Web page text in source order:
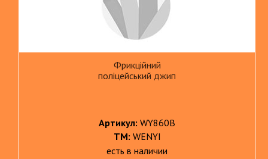
Фрикційний
поліцейський джип
Артикул: WY860B
ТМ: WENYI
есть в наличии